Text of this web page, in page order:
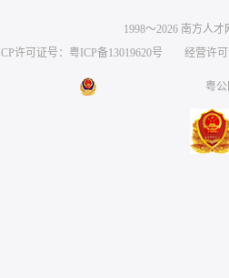
1998～2026 南方人才
ICP许可证号：粤ICP备13019620号 经营许可
粤公